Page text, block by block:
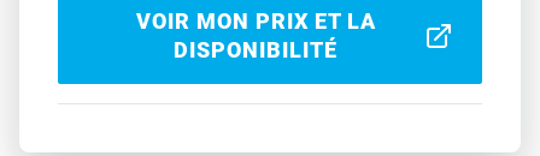
VOIR MON PRIX ET LA
DISPONIBILITÉ